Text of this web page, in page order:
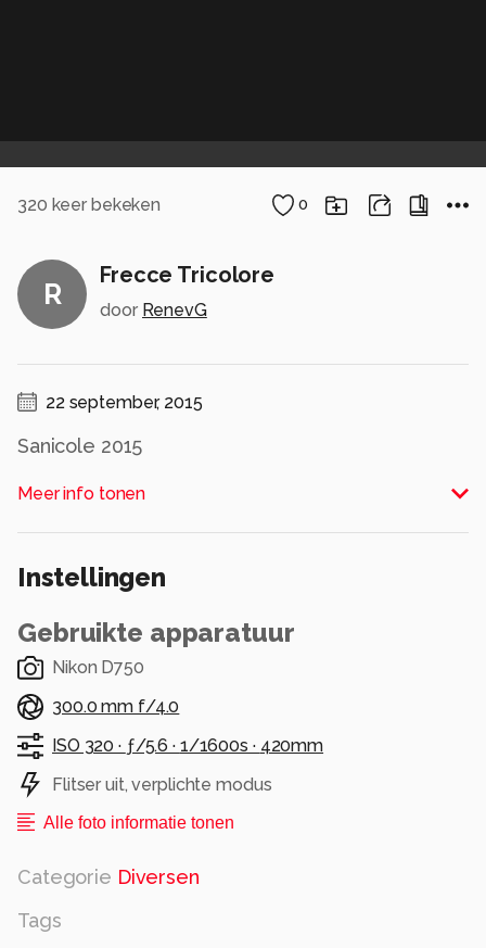
320 keer bekeken 0
R
Frecce Tricolore
door RenevG
22 september, 2015
Sanicole 2015
Alle rechten voorbehouden
Meer info tonen
Instellingen
Gebruikte apparatuur
Nikon D750
300.0 mm f/4.0
ISO 320 · ƒ/5.6 · 1/1600s · 420mm
Flitser uit, verplichte modus
Alle foto informatie tonen
Categorie Diversen
Tags